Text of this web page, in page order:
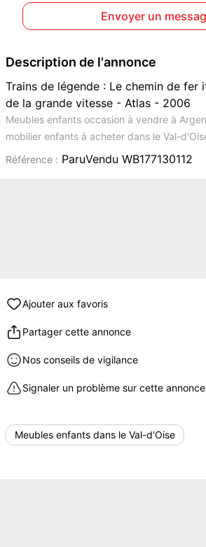
Envoyer un
Description de l'annonce
Trains de légende : Le chemin de fer
de la grande vitesse - Atlas - 2006
Meubles enfants occasion à vendre à
mobilier enfants à acheter dans le Val-
Référence : ParuVendu WB177130112
Ajouter aux favoris
Partager cette annonce
Nos conseils de vigilance
Signaler un problème sur cette annonce
Meubles enfants dans le Val-d'Oise